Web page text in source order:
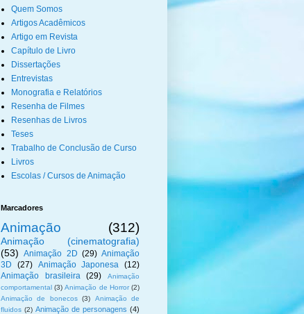
Quem Somos
Artigos Acadêmicos
Artigo em Revista
Capítulo de Livro
Dissertações
Entrevistas
Monografia e Relatórios
Resenha de Filmes
Resenhas de Livros
Teses
Trabalho de Conclusão de Curso
Livros
Escolas / Cursos de Animação
Marcadores
Animação (312)
Animação (cinematografia)
(53) Animação 2D (29) Animação
3D
(27) Animação Japonesa (12)
Animação brasileira
(29)
Animação
comportamental (3) Animação de Horror (2)
Animação de bonecos (3)
Animação de
fluidos (2) Animação de personagens (4)